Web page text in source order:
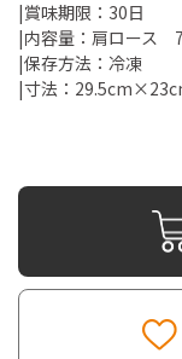
|賞味期限：30日
|内容量：肩ロース
|保存方法：冷凍
|寸法：